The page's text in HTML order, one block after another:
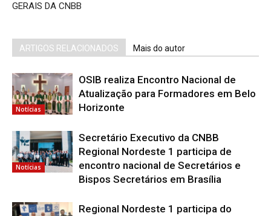
GERAIS DA CNBB
ARTIGOS RELACIONADOS Mais do autor
Notícias
OSIB realiza Encontro Nacional de
Atualização para Formadores em Belo
Horizonte
Notícias
Secretário Executivo da CNBB
Regional Nordeste 1 participa de
encontro nacional de Secretários e
Bispos Secretários em Brasília
Regional Nordeste 1 participa do